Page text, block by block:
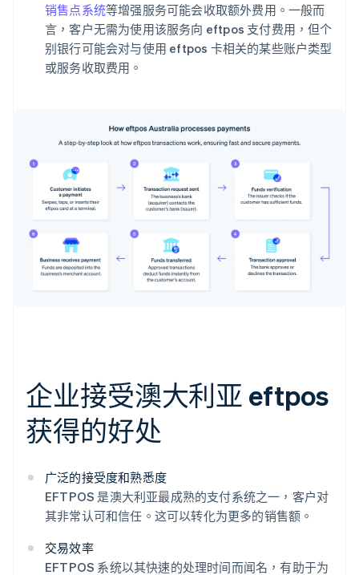
销售点系统等增强服务可能会收取额外费用。一般而
言，客户无需为使用该服务向 eftpos 支付费用，但个
别银行可能会对与使用 eftpos 卡相关的某些账户类型
或服务收取费用。
企业接受澳大利亚 eftpos
获得的好处
广泛的接受度和熟悉度
EFTPOS 是澳大利亚最成熟的支付系统之一，客户对
其非常认可和信任。这可以转化为更多的销售额。
交易效率
EFTPOS 系统以其快速的处理时间而闻名，有助于为